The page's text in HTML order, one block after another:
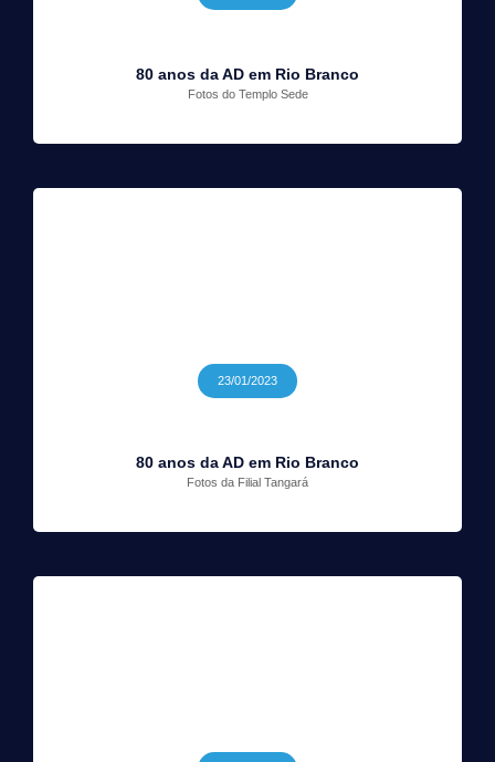
80 anos da AD em Rio Branco
Fotos do Templo Sede
23/01/2023
80 anos da AD em Rio Branco
Fotos da Filial Tangará